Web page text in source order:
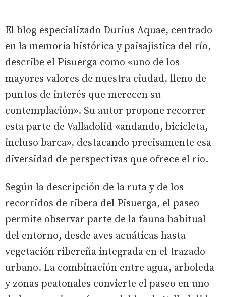
El blog especializado Durius Aquae, centrado
en la memoria histórica y paisajística del río,
describe el Pisuerga como «uno de los
mayores valores de nuestra ciudad, lleno de
puntos de interés que merecen su
contemplación». Su autor propone recorrer
esta parte de Valladolid «andando, bicicleta,
incluso barca», destacando precisamente esa
diversidad de perspectivas que ofrece el río.
Según la descripción de la ruta y de los
recorridos de ribera del Pisuerga, el paseo
permite observar parte de la fauna habitual
del entorno, desde aves acuáticas hasta
vegetación ribereña integrada en el trazado
urbano. La combinación entre agua, arboleda
y zonas peatonales convierte el paseo en uno